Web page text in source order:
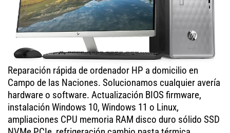
Reparación rápida de ordenador HP a domicilio en
Campo de las Naciones. Solucionamos cualquier avería
hardware o software. Actualización BIOS firmware,
instalación Windows 10, Windows 11 o Linux,
ampliaciones CPU memoria RAM disco duro sólido SSD